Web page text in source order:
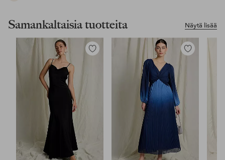
Näytä lisää
Samankaltaisia tuotteita
Lisää
Lisää